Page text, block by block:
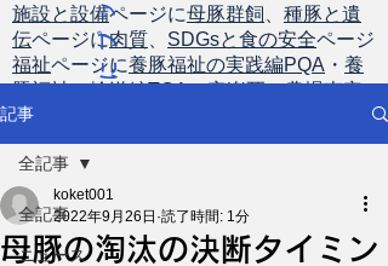
施設と設備ページに母豚群飼
種豚と遺
伝ページに肉質 SDGsと食の安全ページ
福祉ページに養豚福祉の実践編PQA ・ 養
豚福祉の輸送編TQA・安楽死・農場査定
ッ
プ
に
記事
全記事
ニュース
全記事
母豚の淘汰の決断タイミン
koket001
2022年9月26日 読了時間: 1分